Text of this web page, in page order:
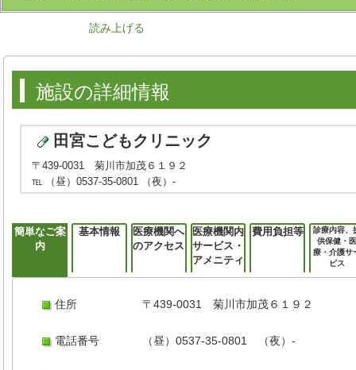
読み上げる
施設の詳細情報
田宮こどもクリニック
〒439-0031 菊川市加茂６１９２
℡ （昼）0537-35-0801 （夜）-
簡単なご案
内
基本情報
医療機関へ
のアクセス
医療機関内
サービス・
アメニティ
費用負担等
診療内容、
供保健・
療・介護サ
ビス
住所 〒439-0031 菊川市加茂６１９２
電話番号 （昼）0537-35-0801 （夜）-